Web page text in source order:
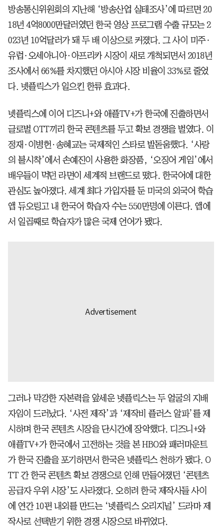
방송통신위원회의 지난해 ‘방송산업 실태조사’에 따르면 20
18년 4억8000만달러였던 한국 영상 프로그램 수출 규모는 2
023년 10억달러가 돼 두 배 이상으로 커졌다. 그 사이 미주·
유럽·오세아니아·아프리카 시장이 새로 개척되면서 2018년
조사에서 66%를 차지했던 아시아 시장 비율이 33%로 줄었
다. 넷플릭스가 일으킨 한류 효과다.
넷플릭스에 이어 디즈니+와 애플TV+가 한국에 진출하면서
글로벌 OTT끼리 한국 콘텐츠를 두고 확보 경쟁을 벌였다. 이
정재·이병헌·송혜교는 국제적인 스타로 발돋움했다. ‘사랑
의 불시착’에서 손예진이 사용한 화장품, ‘오징어 게임’에서
배우들이 먹던 라면이 세계적 브랜드로 떴다. 한국어에 대한
관심도 높아졌다. 세계 최다 가입자를 둔 미국의 외국어 학습
앱 듀오링고 내 한국어 학습자 수는 550만명에 이른다. 앱에
서 일곱째로 학습자가 많은 국제 언어가 됐다.
그러나 막강한 자본력을 앞세운 넷플릭스는 두 얼굴의 지배
자임이 드러났다. ‘사전 제작’과 ‘제작비 플러스 알파’를 제
시하며 한국 콘텐츠 시장을 단시간에 장악했다. 디즈니+와
애플TV+가 한국에서 고전하는 것을 본 HBO와 패러마운트
가 한국 진출을 포기하면서 한국은 넷플릭스 천하가 됐다. O
TT 간 한국 콘텐츠 확보 경쟁으로 인해 만들어졌던 ‘콘텐츠
공급자 우위 시장’도 사라졌다. 오히려 한국 제작사들 사이
에 연간 10편 내외를 만드는 ‘넷플릭스 오리지널’ 드라마 제
작사로 선택받기 위한 경쟁 시장으로 바뀌었다.